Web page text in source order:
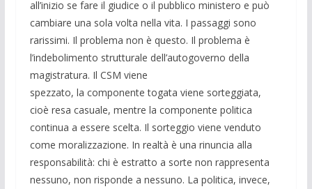
all’inizio se fare il giudice o il pubblico ministero e può
cambiare una sola volta nella vita. I passaggi sono
rarissimi. Il problema non è questo. Il problema è
l’indebolimento strutturale dell’autogoverno della
magistratura. Il CSM viene
spezzato, la componente togata viene sorteggiata,
cioè resa casuale, mentre la componente politica
continua a essere scelta. Il sorteggio viene venduto
come moralizzazione. In realtà è una rinuncia alla
responsabilità: chi è estratto a sorte non rappresenta
nessuno, non risponde a nessuno. La politica, invece,